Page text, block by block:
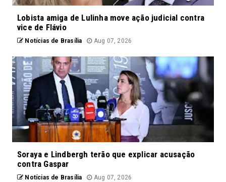
Lobista amiga de Lulinha move ação judicial contra
vice de Flávio
Notícias de Brasília Aug 07, 2026
Soraya e Lindbergh terão que explicar acusação
contra Gaspar
Notícias de Brasília Aug 07, 2026